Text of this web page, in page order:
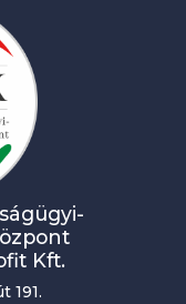
Kft.
191.